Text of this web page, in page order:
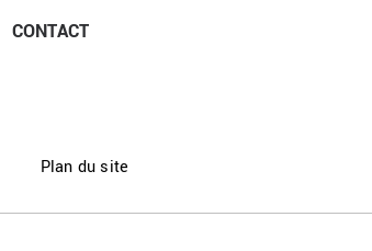
CONTACT
Plan du site